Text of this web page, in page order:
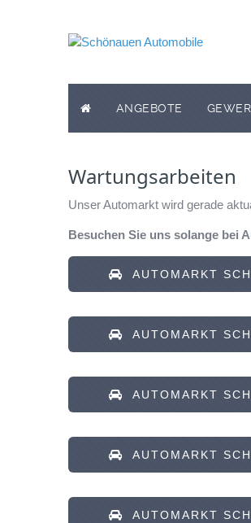
ANGEBOTE
Wartungsarbeiten
Unser Automarkt wird gerade
Besuchen Sie uns solange bei
AUTOMARKT
AUTOMARKT
AUTOMARKT
AUTOMARKT
AUTOMARKT